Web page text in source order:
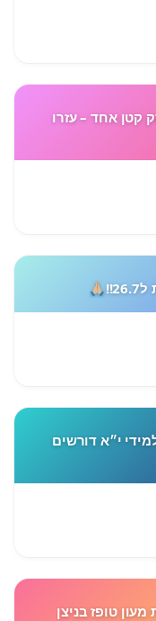
קטן אחד – עזרו
י״א דורשים
טופז בניצן